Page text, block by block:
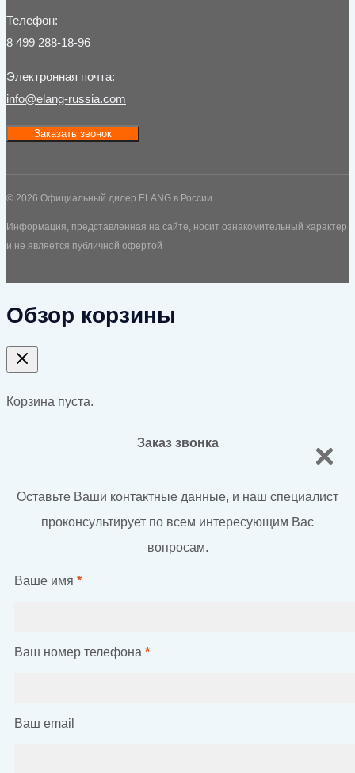
Телефон:
8 499 288-18-96
Электронная почта:
info@elang-russia.com
Заказать звонок
© 2026 Официальный дилер ELANG в России
Информация, представленная на сайте, носит ознакомительный характер
и не является публичной офертой
Обзор корзины
Корзина пуста.
Заказ звонка
Оставьте Ваши контактные данные, и наш специалист
проконсультирует по всем интересующим Вас
вопросам.
Ваше имя *
Ваш номер телефона *
Ваш email